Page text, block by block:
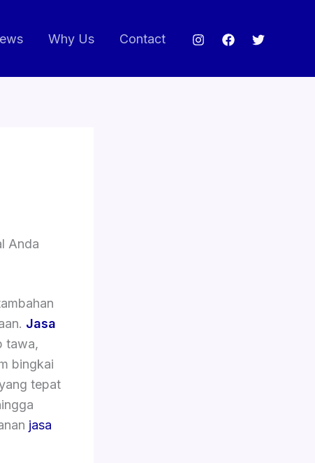
Why Us Contact
Anda
Jasa
tawa,
bingkai
tepat
jasa